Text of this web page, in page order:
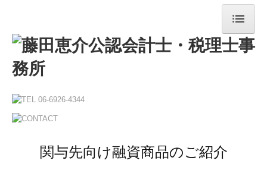
ホーム
当事務所について
サービス案内
お問合せ関与先向け融資商品のご紹介